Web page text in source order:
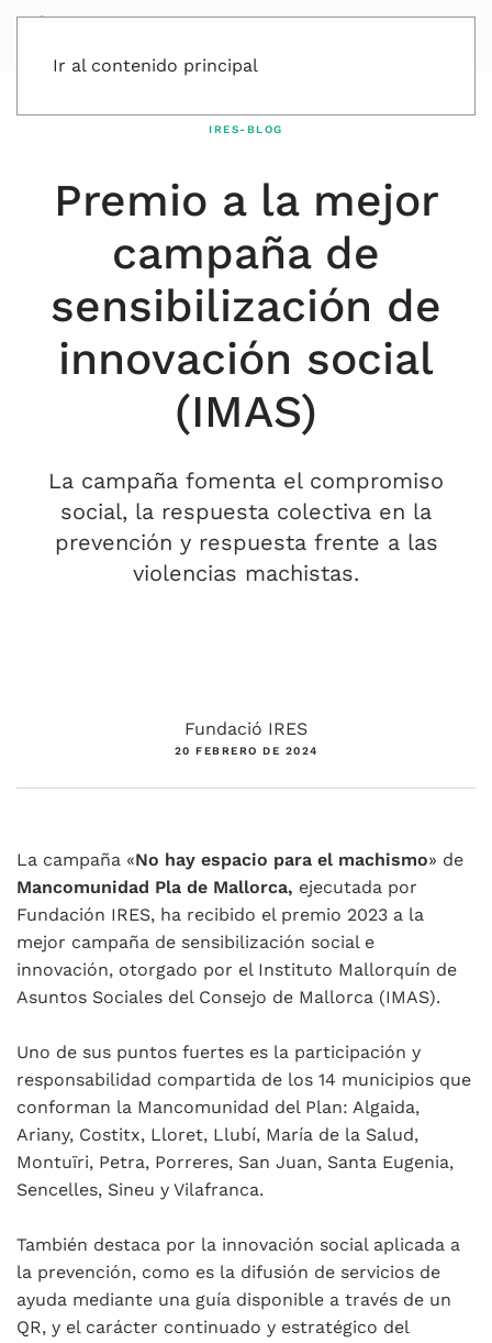
Ir al contenido principal
IRES-BLOG
Premio a la mejor
campaña de
sensibilización de
innovación social
(IMAS)
La campaña fomenta el compromiso
social, la respuesta colectiva en la
prevención y respuesta frente a las
violencias machistas.
Fundació IRES
20 FEBRERO DE 2024
La campaña «No hay espacio para el machismo» de
Mancomunidad Pla de Mallorca, ejecutada por
Fundación IRES, ha recibido el premio 2023 a la
mejor campaña de sensibilización social e
innovación, otorgado por el Instituto Mallorquín de
Asuntos Sociales del Consejo de Mallorca (IMAS).
Uno de sus puntos fuertes es la participación y
responsabilidad compartida de los 14 municipios que
conforman la Mancomunidad del Plan: Algaida,
Ariany, Costitx, Lloret, Llubí, María de la Salud,
Montuïri, Petra, Porreres, San Juan, Santa Eugenia,
Sencelles, Sineu y Vilafranca.
También destaca por la innovación social aplicada a
la prevención, como es la difusión de servicios de
ayuda mediante una guía disponible a través de un
QR, y el carácter continuado y estratégico del